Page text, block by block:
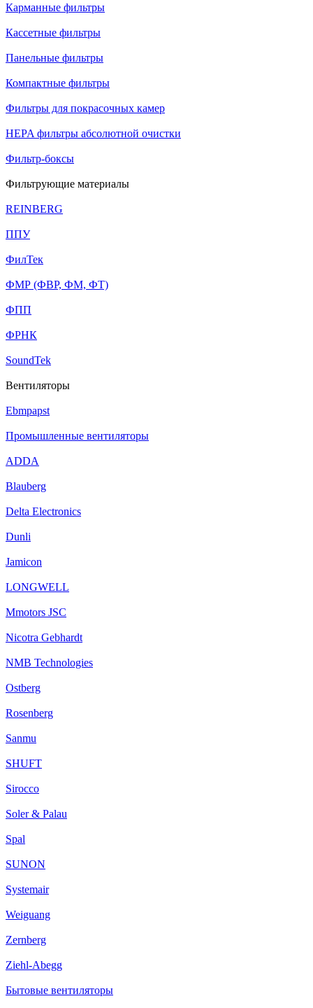
Карманные фильтры
Кассетные фильтры
Панельные фильтры
Компактные фильтры
Фильтры для покрасочных камер
HEPA фильтры абсолютной очистки
Фильтр-боксы
Фильтрующие материалы
REINBERG
ППУ
ФилТек
ФМР (ФВР, ФМ, ФТ)
ФПП
ФРНК
SoundTek
Вентиляторы
Ebmpapst
Промышленные вентиляторы
ADDA
Blauberg
Delta Electronics
Dunli
Jamicon
LONGWELL
Mmotors JSC
Nicotra Gebhardt
NMB Technologies
Ostberg
Rosenberg
Sanmu
SHUFT
Sirocco
Soler & Palau
Spal
SUNON
Systemair
Weiguang
Zernberg
Ziehl-Abegg
Бытовые вентиляторы